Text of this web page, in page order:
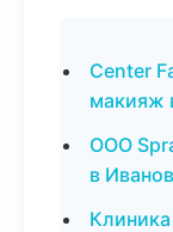
Center
макияж
ООО
в